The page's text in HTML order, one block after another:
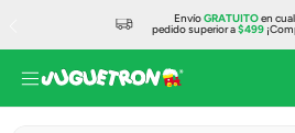
EnvíoGRATUITOen
pedido superior a$499
Encuentra algo increíble...